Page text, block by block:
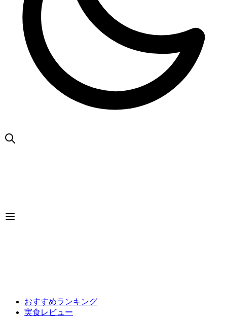
おすすめランキング
実食レビュー